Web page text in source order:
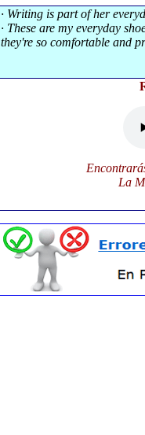
· Writing is part of her
· These are my everyday
they're so comfortable and
La